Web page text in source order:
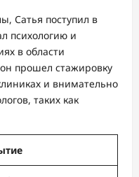
Сатья поступил в
психологию и
в области
прошел стажировку
и внимательно
таких как